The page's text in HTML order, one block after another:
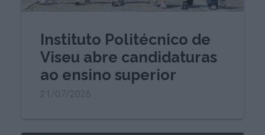
Instituto Politécnico de
Viseu abre candidaturas
ao ensino superior